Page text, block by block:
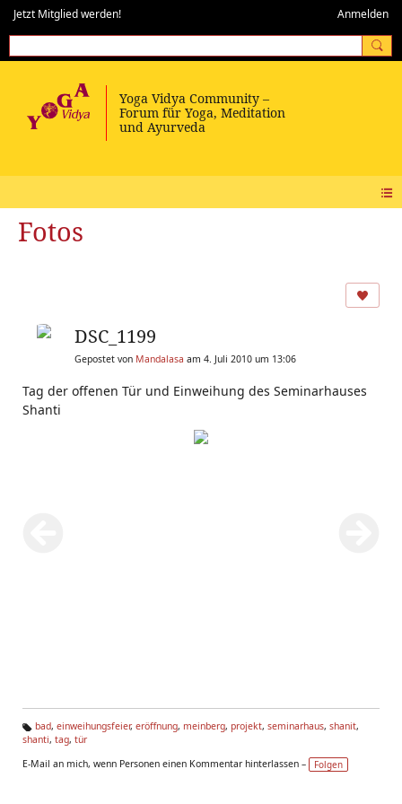
Jetzt Mitglied werden! Anmelden
Fotos
DSC_1199
Gepostet von Mandalasa am 4. Juli 2010 um 13:06
Tag der offenen Tür und Einweihung des Seminarhauses
Shanti
Ta
s:
bad, einweihungsfeier, eröffnung, meinberg, projekt, seminarhaus, shanit,
shanti, tag, tür
E-Mail an mich, wenn Personen einen Kommentar hinterlassen –
Folgen